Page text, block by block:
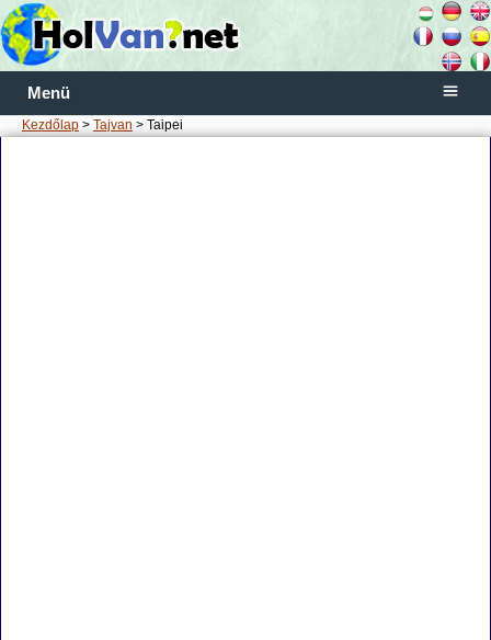
Menü
Kezdőlap > Tajvan > Taipei